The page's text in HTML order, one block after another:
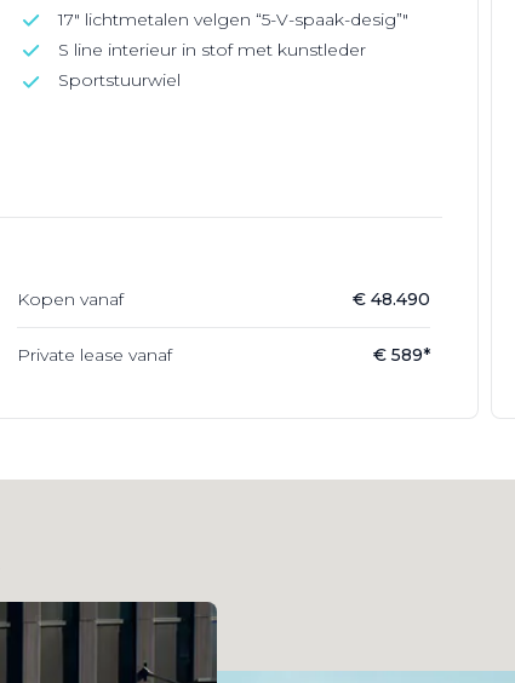
17" lichtmetalen velgen “5-V-spaak-desig”"
S line interieur in stof met kunstleder
Sportstuurwiel
Kopen vanaf € 48.490
Private lease vanaf € 589*